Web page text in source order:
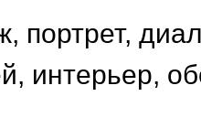
портрет,
интерьер,